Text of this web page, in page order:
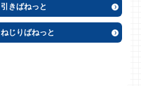
引きばねっと
ねじりばねっと